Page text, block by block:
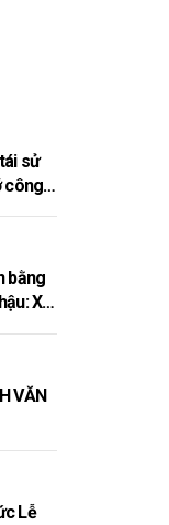
sử
công
bằng
Xu
VĂN
Lễ